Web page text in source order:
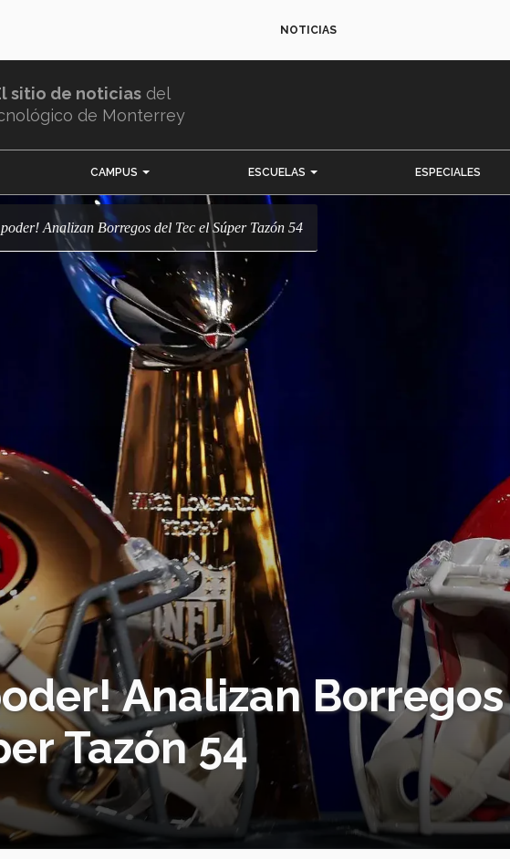
NOTICIAS
sitio de noticias del
de Monterrey
CAMPUS ESCUELAS ESPECIALES
a poder! Analizan Borregos del Tec el Súper Tazón 54
Analizan Borregos
Tazón 54